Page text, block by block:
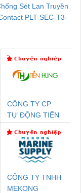
Sét Lan Truyền
PLT-SEC-T3-
CÔNG TY CP
TỰ ĐỘNG TIẾN
CÔNG TY TNHH
MEKONG